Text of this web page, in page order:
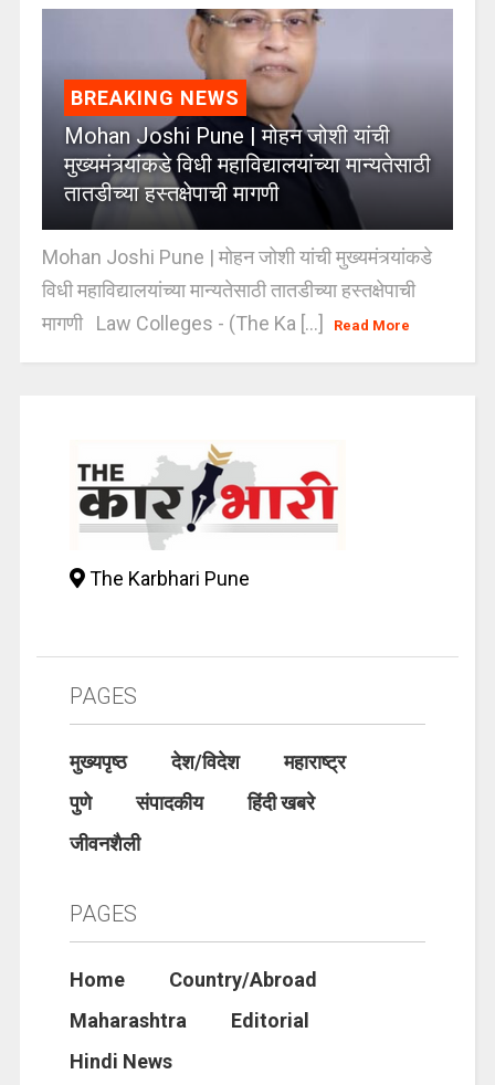
BREAKING NEWS
Mohan Joshi Pune | मोहन जोशी यांची
मुख्यमंत्र्यांकडे विधी महाविद्यालयांच्या मान्यतेसाठी
तातडीच्या हस्तक्षेपाची मागणी
Mohan Joshi Pune | मोहन जोशी यांची मुख्यमंत्र्यांकडे
विधी महाविद्यालयांच्या मान्यतेसाठी तातडीच्या हस्तक्षेपाची
मागणी Law Colleges - (The Ka [...]
Read More
The Karbhari Pune
PAGES
मुख्यपृष्ठ देश/विदेश
महाराष्ट्र
पुणे
संपादकीय
हिंदी खबरे
जीवनशैली
PAGES
Home
Country/Abroad
Maharashtra
Editorial
Hindi News